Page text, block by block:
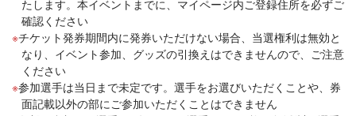
たします。本イベントまでに、マイページ内ご登録住所を必ずご
確認ください
チケット発券期間内に発券いただけない場合、当選権利は無効と
なり、イベント参加、グッズの引換えはできませんので、ご注意
ください
参加選手は当日まで未定です。選手をお選びいただくことや、券
面記載以外の部にご参加いただくことはできません